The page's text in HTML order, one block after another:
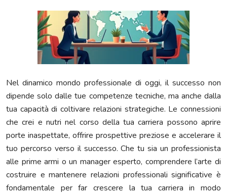
Nel dinamico mondo professionale di oggi, il successo non
dipende solo dalle tue competenze tecniche, ma anche dalla
tua capacità di coltivare relazioni strategiche. Le connessioni
che crei e nutri nel corso della tua carriera possono aprire
porte inaspettate, offrire prospettive preziose e accelerare il
tuo percorso verso il successo. Che tu sia un professionista
alle prime armi o un manager esperto, comprendere l’arte di
costruire e mantenere relazioni professionali significative è
fondamentale per far crescere la tua carriera in modo